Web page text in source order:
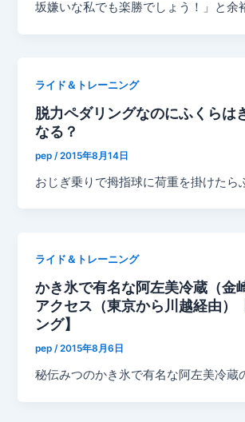
坂嫌いな私でも楽勝でしょう！」と余
ライド＆トレーニング
脱力ペダリングなのにふくらは
なる？
pep /2015年8月14日
おじぎ乗りで拇指球に荷重を掛けたら
ライド＆トレーニング
かき氷で有名な阿左美冷蔵（金
アクセス（東京から川越経由）
ング】
pep/2015年8月6日
秘伝みつのかき氷で有名な阿左美冷蔵